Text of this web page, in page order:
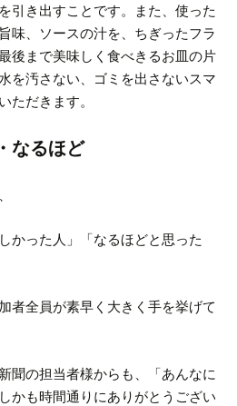
引き出すことです。
また、使った
味、ソースの汁を、ちぎったフラ
後まで美味しく食べきるお皿の片
を汚さない、ゴミを出さないスマ
ただきます。
なるほど
かった人」
「なるほどと思った
者全員が素早く大きく手を挙げて
聞の担当者様からも、「あんなに
かも時間通りにありがとうござい